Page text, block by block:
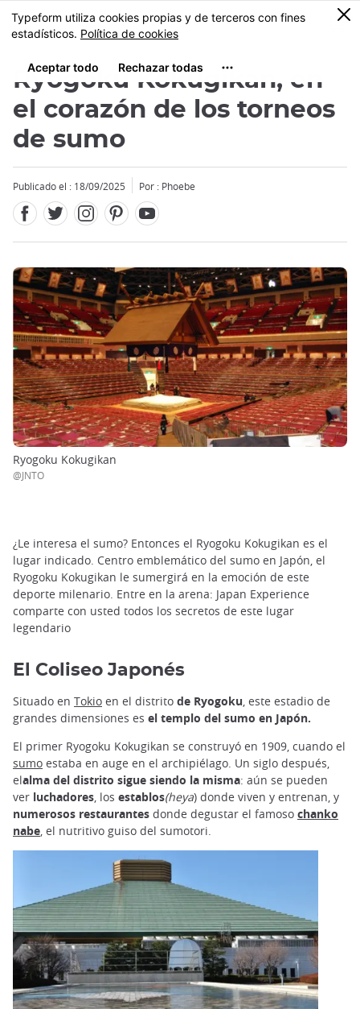
Tamaño
MENU
0
Ryogoku Kokugikan, en
el corazón de los torneos
de sumo
Publicado el : 18/09/2025 Por : Phoebe
Ryogoku Kokugikan
@JNTO
¿Le interesa el sumo? Entonces el Ryogoku Kokugikan es el
lugar indicado. Centro emblemático del sumo en Japón, el
Ryogoku Kokugikan le sumergirá en la emoción de este
deporte milenario. Entre en la arena: Japan Experience
comparte con usted todos los secretos de este lugar
legendario
El Coliseo Japonés
Situado en Tokio en el distrito de Ryogoku , este estadio de
grandes dimensiones es el templo del sumo en Japón.
El primer Ryogoku Kokugikan se construyó en 1909, cuando el
sumo estaba en auge en el archipiélago. Un siglo después,
elalma del distrito sigue siendo la misma: aún se pueden
ver luchadores, los establos(heya) donde viven y entrenan, y
numerosos restaurantes donde degustar el famoso chanko
nabe, el nutritivo guiso del sumotori.